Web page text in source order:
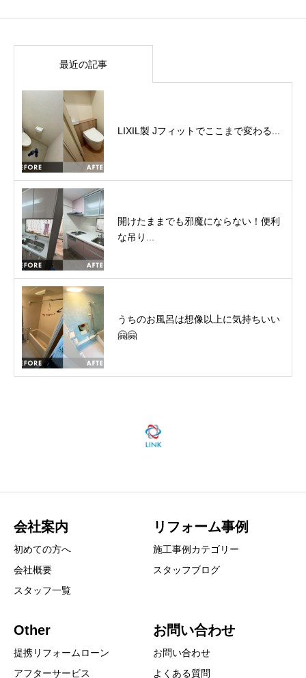
最近の記事
LIXIL製 Jフィットでここまで変わる...
開けたままでも邪魔にならない！便利
な吊り...
うちのお風呂は想像以上に気持ちいい
🤗🤗
会社案内
初めての方へ
会社概要
スタッフ一覧
リフォーム事例
施工事例カテゴリー
スタッフブログ
Other
提携リフォームローン
アフターサービス
お問い合わせ
お問い合わせ
よくある質問